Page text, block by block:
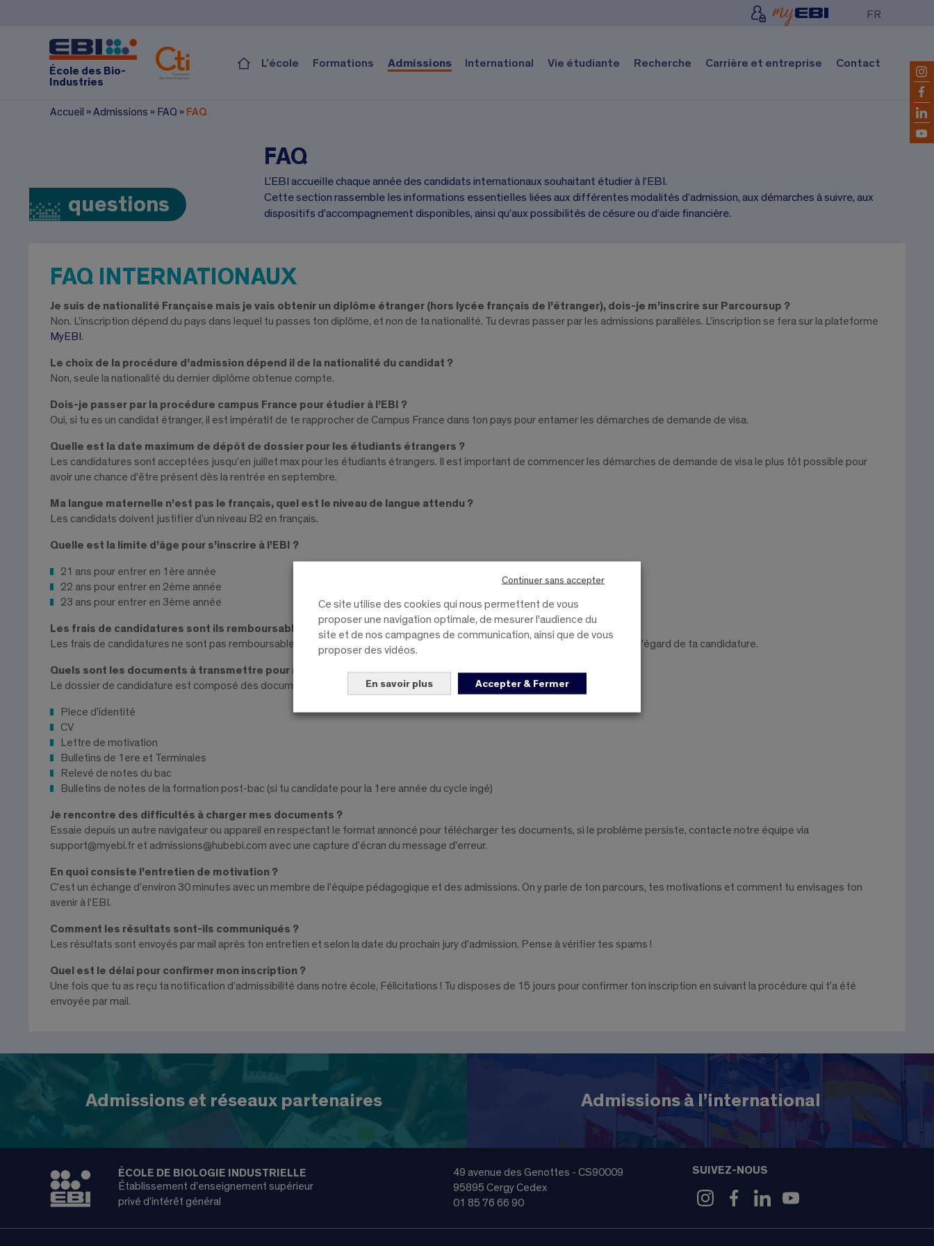
FR
École des Bio-
Industries
L’école Formations Admissions International Vie étudiante Recherche Carrière et entreprise Contact
Accueil »Admissions » FAQ » FAQ
questions
FAQ
L’EBI accueille chaque année des candidats internationaux souhaitant étudier à l’EBI.
Cette section rassemble les informations essentielles liées aux différentes modalités d’admission, aux démarches à suivre, aux
dispositifs d’accompagnement disponibles, ainsi qu’aux possibilités de césure ou d’aide financière.
FAQ INTERNATIONAUX
Je suis de nationalité Française mais je vais obtenir un diplôme étranger (hors lycée français de l’étranger), dois-je m’inscrire sur Parcoursup ?
Non. L’inscription dépend du pays dans lequel tu passes ton diplôme, et non de ta nationalité. Tu devras passer par les admissions parallèles. L’inscription se fera sur la plateforme
MyEBI .
Le choix de la procédure d’admission dépend il de la nationalité du candidat ?
Non, seule la nationalité du dernier diplôme obtenue compte.
Dois-je passer par la procédure campus France pour étudier à l’EBI ?
Oui, si tu es un candidat étranger, il est impératif de te rapprocher de Campus France dans ton pays pour entamer les démarches de demande de visa.
Quelle est la date maximum de dépôt de dossier pour les étudiants étrangers ?
Les candidatures sont acceptées jusqu’en juillet max pour les étudiants étrangers. Il est important de commencer les démarches de demande de visa le plus tôt possible pour
avoir une chance d’être présent dès la rentrée en septembre.
Ma langue maternelle n’est pas le français, quel est le niveau de langue attendu ?
Les candidats doivent justifier d’un niveau B2 en français.
Quelle est la limite d’âge pour s’inscrire à l’EBI ?
21 ans pour entrer en 1ère année
22 ans pour entrer en 2ème année
23 ans pour entrer en 3ème année
Les frais de candidatures sont ils remboursables ?
Les frais de candidatures ne sont pas remboursables. Ils restent acquis à l’EBI quelle que soit la décision du jury d’admission à l’égard de ta candidature.
Quels sont les documents à transmettre pour ma candidature sur MyEBI ?
Le dossier de candidature est composé des documents suivants :
Piece d’identité
CV
Lettre de motivation
Bulletins de 1ere et Terminales
Relevé de notes du bac
Bulletins de notes de la formation post-bac (si tu candidate pour la 1ere année du cycle ingé)
Je rencontre des difficultés à charger mes documents ?
Essaie depuis un autre navigateur ou appareil en respectant le format annoncé pour télécharger tes documents, si le problème persiste, contacte notre équipe via
support@myebi.fr et admissions@hubebi.com avec une capture d’écran du message d’erreur.
En quoi consiste l’entretien de motivation ?
C’est un échange d’environ 30 minutes avec un membre de l’équipe pédagogique et des admissions. On y parle de ton parcours, tes motivations et comment tu envisages ton
avenir à l’EBI.
Comment les résultats sont-ils communiqués ?
Les résultats sont envoyés par mail après ton entretien et selon la date du prochain jury d’admission. Pense à vérifier tes spams !
Quel est le délai pour confirmer mon inscription ?
Une fois que tu as reçu ta notification d’admissibilité dans notre école, Félicitations ! Tu disposes de 15 jours pour confirmer ton inscription en suivant la procédure qui t’a été
envoyée par mail.
Admissions et réseaux partenaires Admissions à l’international
ÉCOLE DE BIOLOGIE INDUSTRIELLE
Établissement d’enseignement supérieur
privé d’intérêt général
49 avenue des Genottes - CS90009
95895 Cergy Cedex
01 85 76 66 90
SUIVEZ-NOUS
Continuer sans accepter
Ce site utilise des cookies qui nous permettent de vous
proposer une navigation optimale, de mesurer l'audience du
site et de nos campagnes de communication, ainsi que de vous
proposer des vidéos.
En savoir plus Accepter & Fermer